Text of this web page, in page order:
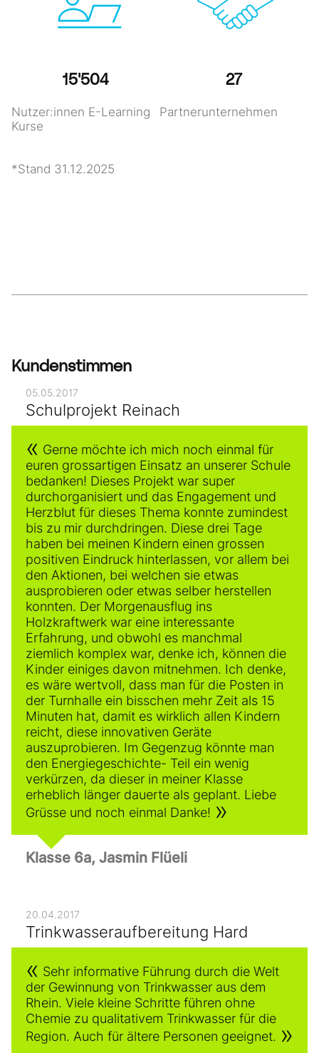
15'616
Nutzer:innen E-Learning
Kurse
27
Partnerunternehmen
*Stand 31.12.2025
Kundenstimmen
05.05.2017
Schulprojekt Reinach
Gerne möchte ich mich noch einmal für
euren grossartigen Einsatz an unserer Schule
bedanken! Dieses Projekt war super
durchorganisiert und das Engagement und
Herzblut für dieses Thema konnte zumindest
bis zu mir durchdringen. Diese drei Tage
haben bei meinen Kindern einen grossen
positiven Eindruck hinterlassen, vor allem bei
den Aktionen, bei welchen sie etwas
ausprobieren oder etwas selber herstellen
konnten. Der Morgenausflug ins
Holzkraftwerk war eine interessante
Erfahrung, und obwohl es manchmal
ziemlich komplex war, denke ich, können die
Kinder einiges davon mitnehmen. Ich denke,
es wäre wertvoll, dass man für die Posten in
der Turnhalle ein bisschen mehr Zeit als 15
Minuten hat, damit es wirklich allen Kindern
reicht, diese innovativen Geräte
auszuprobieren. Im Gegenzug könnte man
den Energiegeschichte- Teil ein wenig
verkürzen, da dieser in meiner Klasse
erheblich länger dauerte als geplant. Liebe
Grüsse und noch einmal Danke!
Klasse 6a, Jasmin Flüeli
20.04.2017
Trinkwasseraufbereitung Hard
Sehr informative Führung durch die Welt
der Gewinnung von Trinkwasser aus dem
Rhein. Viele kleine Schritte führen ohne
Chemie zu qualitativem Trinkwasser für die
Region. Auch für ältere Personen geeignet.